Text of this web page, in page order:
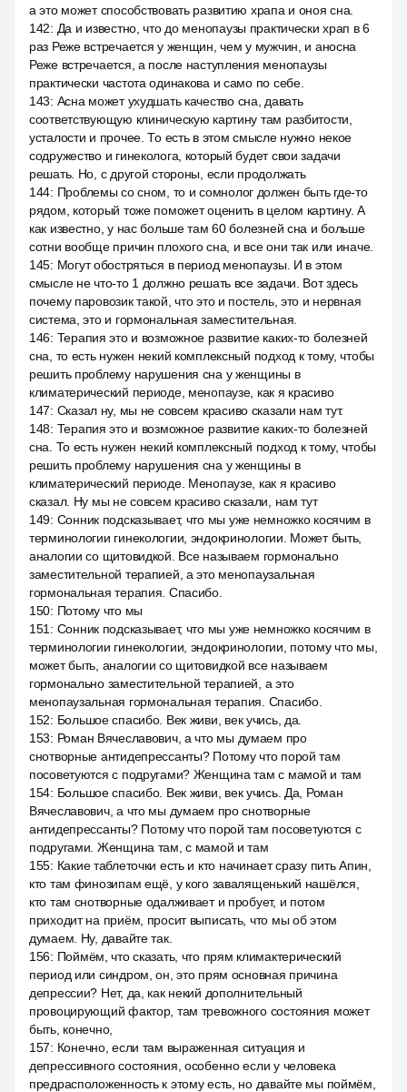
а это может способствовать развитию храпа и оноя сна.
142: Да и известно, что до менопаузы практически храп в 6
раз Реже встречается у женщин, чем у мужчин, и аносна
Реже встречается, а после наступления менопаузы
практически частота одинакова и само по себе.
143: Асна может ухудшать качество сна, давать
соответствующую клиническую картину там разбитости,
усталости и прочее. То есть в этом смысле нужно некое
содружество и гинеколога, который будет свои задачи
решать. Но, с другой стороны, если продолжать
144: Проблемы со сном, то и сомнолог должен быть где-то
рядом, который тоже поможет оценить в целом картину. А
как известно, у нас больше там 60 болезней сна и больше
сотни вообще причин плохого сна, и все они так или иначе.
145: Могут обостряться в период менопаузы. И в этом
смысле не что-то 1 должно решать все задачи. Вот здесь
почему паровозик такой, что это и постель, это и нервная
система, это и гормональная заместительная.
146: Терапия это и возможное развитие каких-то болезней
сна, то есть нужен некий комплексный подход к тому, чтобы
решить проблему нарушения сна у женщины в
климатерический периоде, менопаузе, как я красиво
147: Сказал ну, мы не совсем красиво сказали нам тут.
148: Терапия это и возможное развитие каких-то болезней
сна. То есть нужен некий комплексный подход к тому, чтобы
решить проблему нарушения сна у женщины в
климатерический периоде. Менопаузе, как я красиво
сказал. Ну мы не совсем красиво сказали, нам тут
149: Сонник подсказывает, что мы уже немножко косячим в
терминологии гинекологии, эндокринологии. Может быть,
аналогии со щитовидкой. Все называем гормонально
заместительной терапией, а это менопаузальная
гормональная терапия. Спасибо.
150: Потому что мы
151 : Сонник подсказывает, что мы уже немножко косячим в
терминологии гинекологии, эндокринологии, потому что мы,
может быть, аналогии со щитовидкой все называем
гормонально заместительной терапией, а это
менопаузальная гормональная терапия. Спасибо.
152: Большое спасибо. Век живи, век учись, да.
153: Роман Вячеславович, а что мы думаем про
снотворные антидепрессанты? Потому что порой там
посоветуются с подругами? Женщина там с мамой и там
154: Большое спасибо. Век живи, век учись. Да, Роман
Вячеславович, а что мы думаем про снотворные
антидепрессанты? Потому что порой там посоветуются с
подругами. Женщина там, с мамой и там
155: Какие таблеточки есть и кто начинает сразу пить Апин,
кто там финозипам ещё, у кого завалященький нашёлся,
кто там снотворные одалживает и пробует, и потом
приходит на приём, просит выписать, что мы об этом
думаем. Ну, давайте так.
156: Поймём, что сказать, что прям климактерический
период или синдром, он, это прям основная причина
депрессии? Нет, да, как некий дополнительный
провоцирующий фактор, там тревожного состояния может
быть, конечно,
157: Конечно, если там выраженная ситуация и
депрессивного состояния, особенно если у человека
предрасположенность к этому есть, но давайте мы поймём,